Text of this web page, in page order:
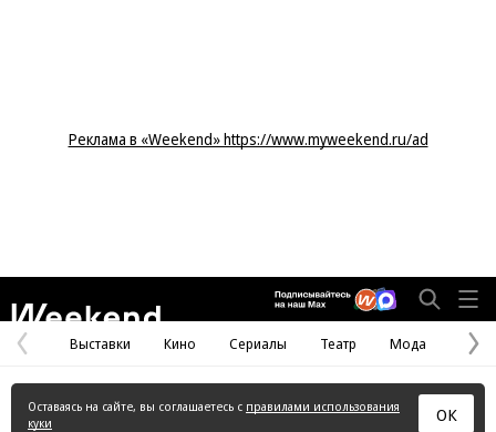
Реклама в «Weekend» https://www.myweekend.ru/ad
Предыдущая
страница
Выставки Кино Сериалы Театр Мода
Оставаясь на сайте, вы соглашаетесь с правилами использования
куки
ОК